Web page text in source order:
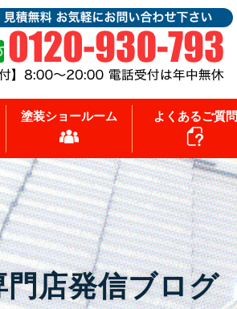
塗装ショールーム よくあるご質問
門店発信ブログ